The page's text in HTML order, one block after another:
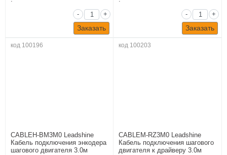
-
+
Заказать
-
+
Заказать
код 100196
CABLEH-BM3M0 Leadshine
Кабель подключения энкодера
шагового двигателя 3.0м
код 100203
CABLEM-RZ3M0 Leadshine
Кабель подключения шагового
двигателя к драйверу 3.0м